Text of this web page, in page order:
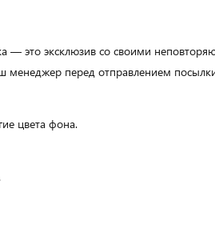
— это эксклюзив со своими
менеджер перед отправлением
цвета фона.